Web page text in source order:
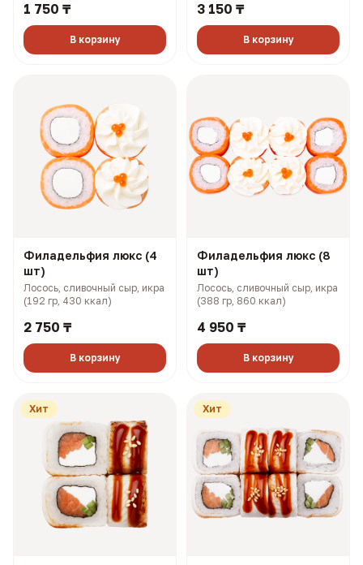
гр, 234 ккал)
1 750 ₸
В корзину
гр, 468 ккал)
3 150 ₸
В корзину
Филадельфия люкс (4
шт)
Лосось, сливочный сыр, икра
(192 гр, 430 ккал)
2 750 ₸
В корзину
Филадельфия люкс (8
шт)
Лосось, сливочный сыр, икра
(388 гр, 860 ккал)
4 950 ₸
В корзину
Хит Хит